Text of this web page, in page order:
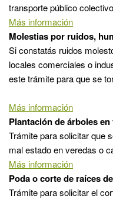
transporte público colectivo
Más información
Molestias por ruidos,
Si constatás ruidos
locales comerciales o
este trámite para que se
Más información
Plantación de árboles
Trámite para solicitar que
mal estado en veredas o
Más información
Poda o corte de raíces
Trámite para solicitar el